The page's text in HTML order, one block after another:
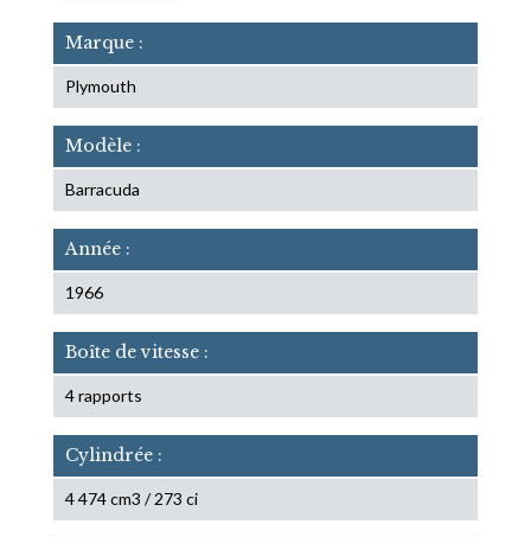
Marque :
Plymouth
Modèle :
Barracuda
Année :
1966
Boîte de vitesse :
4 rapports
Cylindrée :
4 474 cm3 / 273 ci